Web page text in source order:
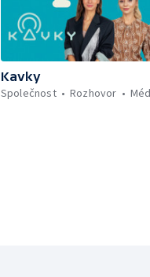
Kavky
Společnost
Rozhovor